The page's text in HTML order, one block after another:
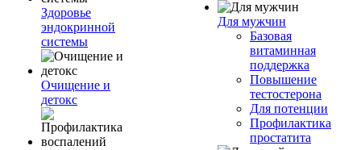
Здоровье
эндокринной
системы
Очищение и
детокс
Для мужчин
Базовая
витаминная
поддержка
Повышение
тестостерона
Для потенции
Профилактика
простатита